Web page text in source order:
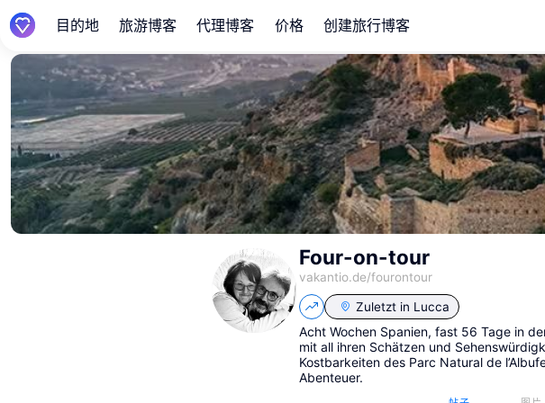
目的地 旅游博客 代理博客 价格 创建旅行博客
Four-on-tour
vakantio.de/fourontour
Zuletzt in Lucca
Acht Wochen Spanien, fast 56 Tage in
mit all ihren Schätzen und
Kostbarkeiten des Parc Natural de
Abenteuer.